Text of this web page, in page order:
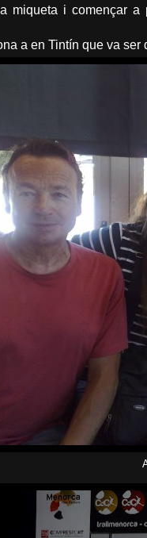
miqueta i començar
a en Tintín que va